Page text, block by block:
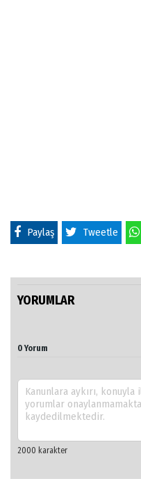
Paylaş Tweetle
YORUMLAR
0 Yorum